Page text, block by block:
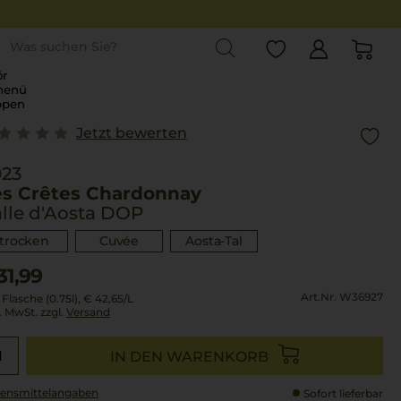
Jetzt bewerten
Crêtes Chardonnay
d'Aosta DOP
trocken Cuvée Aosta-Tal
(0.75l), € 42,65/L
MwSt. zzgl. Versand
Art.Nr. W36927
IN DEN WARENKORB
Sofort lieferbar